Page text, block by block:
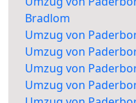
Bradlom
Umzug von
Umzug von
Umzug von
Umzug von